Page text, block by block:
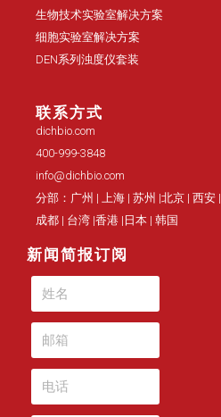
生物技术实验室解决方案
细胞实验室解决方案
DEN系列浊度仪套装
联系方式
dichbio.com
400-999-3848
info@dichbio.com
分部：广州 | 上海 | 苏州 |北京 | 西安 |
成都 | 台湾 |香港 |日本 | 韩国
新闻简报订阅